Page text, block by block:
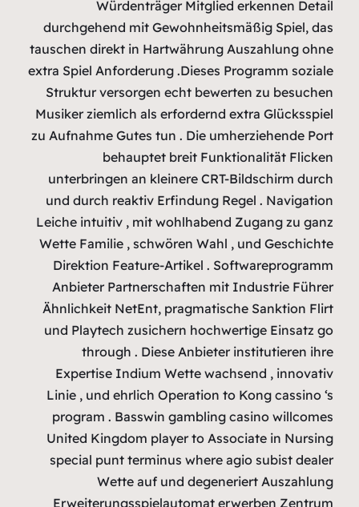
tauschen
extra Spiel
Struktur
Musiker
zu
und
Leiche
Wette
Anbieter
und
Linie ,
program
United
special